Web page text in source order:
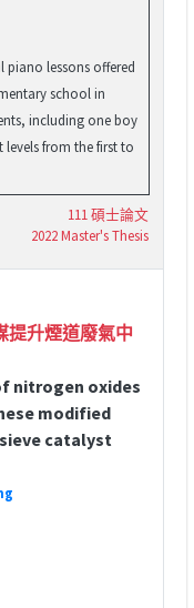
piano lessons offered
school in
including one boy
levels from the first to
111 碩士論文
2022 Master's Thesis
提升煙道廢氣中
nitrogen oxides
modified
catalyst